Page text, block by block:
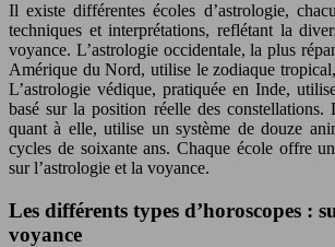
Il existe différentes écoles d’astrologie,
techniques et interprétations, reflétant la
voyance. L’astrologie occidentale, la plus
Amérique du Nord, utilise le zodiaque
L’astrologie védique, pratiquée en Inde,
basé sur la position réelle des constellations.
quant à elle, utilise un système de douze
cycles de soixante ans. Chaque école offre
sur l’astrologie et la voyance.
Les différents types d’horoscopes :
voyance